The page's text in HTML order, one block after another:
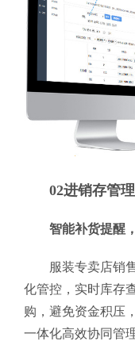
02进销存管理
智能补货提醒
服装专卖店销
化管控，实时库存
购，避免资金积压
一体化高效协同管